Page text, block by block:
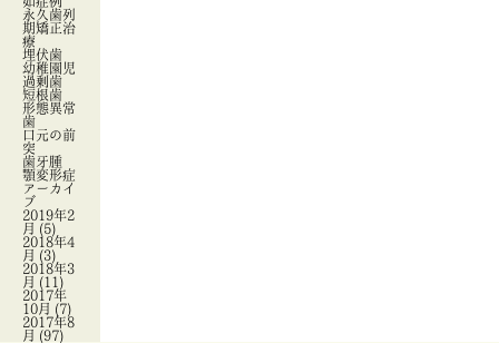
永久歯列
期矯正治
療
埋伏歯
幼稚園児
過剰歯
短根歯
形態異常
歯
口元の前
突
歯牙腫
顎変形症
アーカイ
ブ
2019年2
月 (5)
2018年4
月 (3)
2018年3
月 (11)
2017年
10月 (7)
2017年8
月 (97)